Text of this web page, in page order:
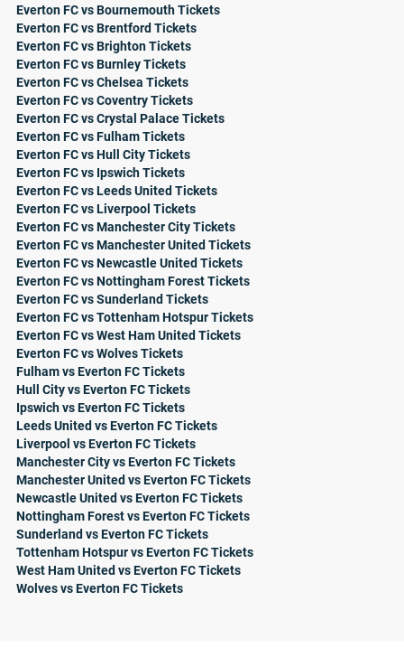
Everton FC vs Bournemouth Tickets
Everton FC vs Brentford Tickets
Everton FC vs Brighton Tickets
Everton FC vs Burnley Tickets
Everton FC vs Chelsea Tickets
Everton FC vs Coventry Tickets
Everton FC vs Crystal Palace Tickets
Everton FC vs Fulham Tickets
Everton FC vs Hull City Tickets
Everton FC vs Ipswich Tickets
Everton FC vs Leeds United Tickets
Everton FC vs Liverpool Tickets
Everton FC vs Manchester City Tickets
Everton FC vs Manchester United Tickets
Everton FC vs Newcastle United Tickets
Everton FC vs Nottingham Forest Tickets
Everton FC vs Sunderland Tickets
Everton FC vs Tottenham Hotspur Tickets
Everton FC vs West Ham United Tickets
Everton FC vs Wolves Tickets
Fulham vs Everton FC Tickets
Hull City vs Everton FC Tickets
Ipswich vs Everton FC Tickets
Leeds United vs Everton FC Tickets
Liverpool vs Everton FC Tickets
Manchester City vs Everton FC Tickets
Manchester United vs Everton FC Tickets
Newcastle United vs Everton FC Tickets
Nottingham Forest vs Everton FC Tickets
Sunderland vs Everton FC Tickets
Tottenham Hotspur vs Everton FC Tickets
West Ham United vs Everton FC Tickets
Wolves vs Everton FC Tickets